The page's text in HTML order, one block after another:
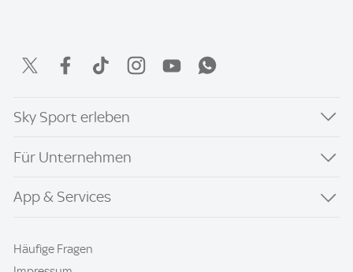
Sky Sport erleben
Für Unternehmen
App & Services
Häufige Fragen